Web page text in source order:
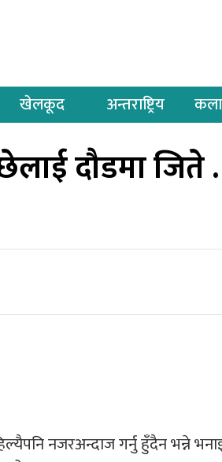
खेलकूद अन्तराष्ट्रिय
दौडमा जिते
नजरअन्दाज गर्नु हुँदैन भन्ने